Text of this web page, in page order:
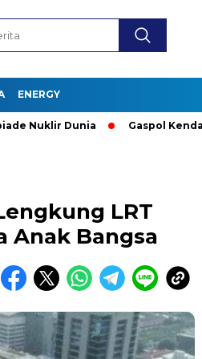
ENERGY
Dunia Gaspol Kendaraan
LRT
Anak Bangsa